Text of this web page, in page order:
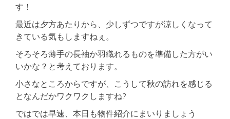
す！
最近は夕方あたりから、少しずつですが涼しくなって
きている気もしますねぇ。
そろそろ薄手の長袖か羽織れるものを準備した方がい
いかな？と考えております。
小さなところからですが、こうして秋の訪れを感じる
となんだかワクワクしますね?
ではでは早速、本日も物件紹介にまいりましょう